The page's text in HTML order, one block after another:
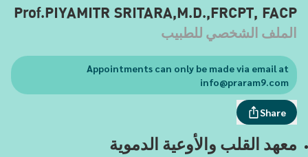
Prof.PIYAMITR SRITARA,M.D.,FRCPT, FACP
الملف الشخصي للطبيب
Appointments can only be made via email at
info@praram9.com
Share
معهد القلب والأوعية الدموية